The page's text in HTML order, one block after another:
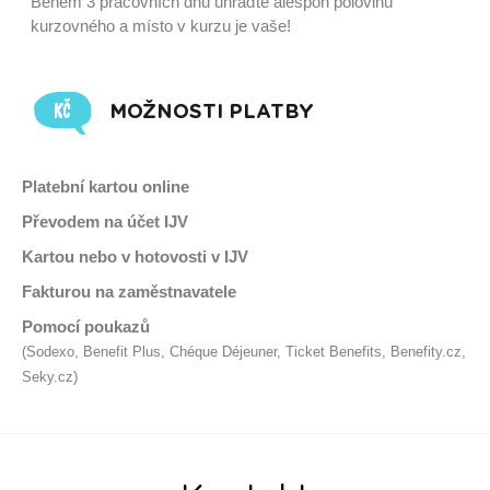
kurzovného a místo v kurzu je vaše!
MOŽNOSTI PLATBY
Platební kartou online
Převodem na účet IJV
Kartou nebo v hotovosti v IJV
Fakturou na zaměstnavatele
Pomocí poukazů
(Sodexo, Benefit Plus, Chéque Déjeuner, Ticket Benefits, Benefity.cz,
Seky.cz)